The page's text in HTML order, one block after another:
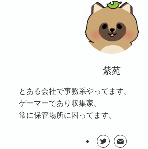
紫苑
とある会社で事務系やってます。
ゲーマーであり収集家。
常に保管場所に困ってます。